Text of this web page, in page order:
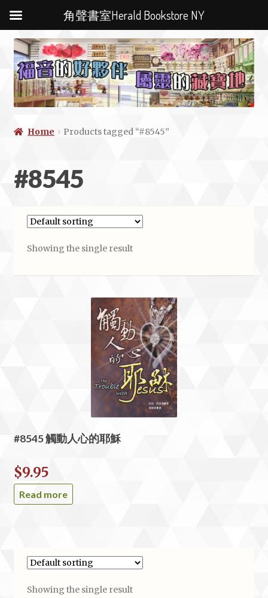
Home Products tagged “#8545”
#8545
Showing the single result
#8545 觸動人心的耶穌
$9.95
Read more
Showing the single result
角聲書室Herald Bookstore NY